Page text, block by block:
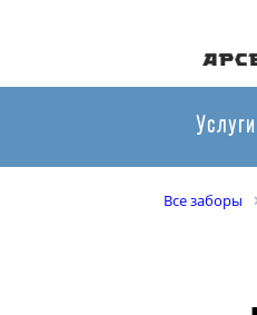
Услуги
Все заборы